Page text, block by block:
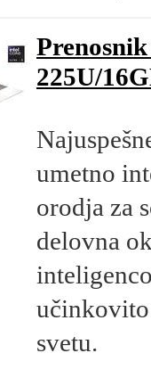
225U/
umetno
orodja za
delovna
svetu.